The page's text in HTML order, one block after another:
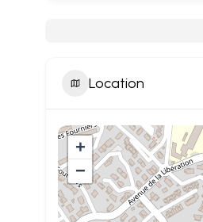
Location
+
−